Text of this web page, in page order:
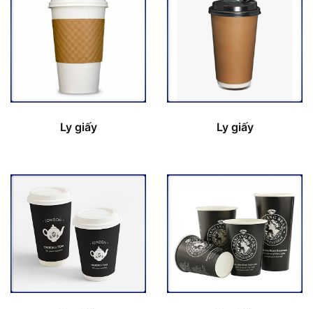
Ly giấy Ly giấy